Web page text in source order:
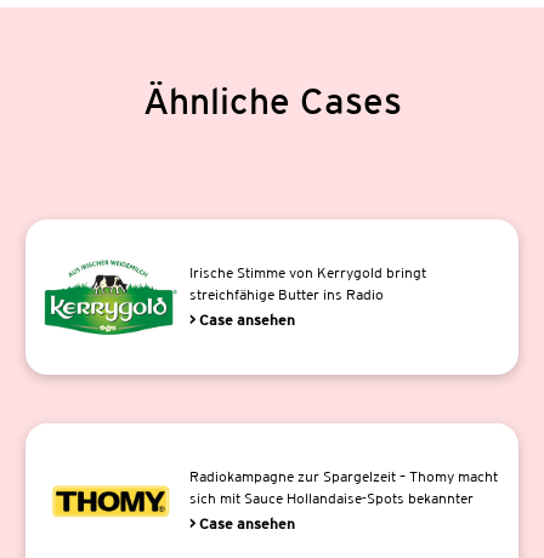
Ähnliche Cases
Irische Stimme von Kerrygold bringt
streichfähige Butter ins Radio
> Case ansehen
Radiokampagne zur Spargelzeit – Thomy macht
sich mit Sauce Hollandaise-Spots bekannter
> Case ansehen